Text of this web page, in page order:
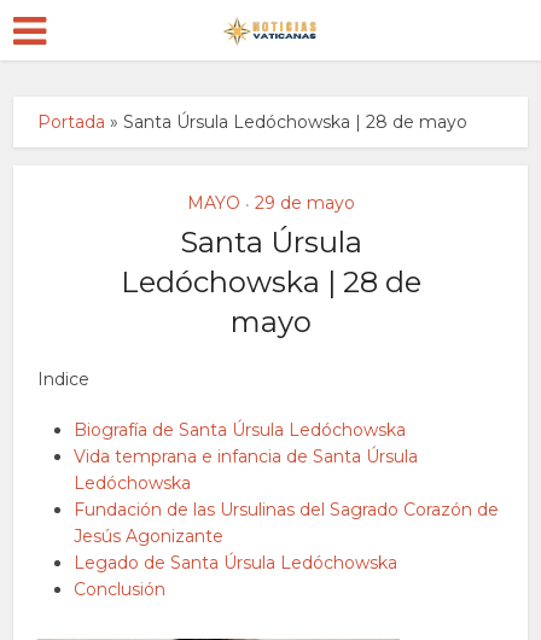
Portada »Santa Úrsula Ledóchowska | 28 de mayo
MAYO • 29 de mayo
Santa Úrsula
Ledóchowska | 28 de
mayo
Indice
Biografía de Santa Úrsula Ledóchowska
Vida temprana e infancia de Santa Úrsula
Ledóchowska
Fundación de las Ursulinas del Sagrado Corazón de
Jesús Agonizante
Legado de Santa Úrsula Ledóchowska
Conclusión